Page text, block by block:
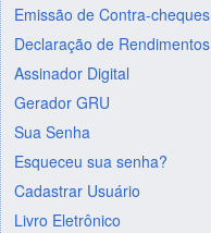
Emissão de Contra-cheques
Declaração de Rendimentos
Assinador Digital
Gerador GRU
Sua Senha
Esqueceu sua senha?
Cadastrar Usuário
Livro Eletrônico